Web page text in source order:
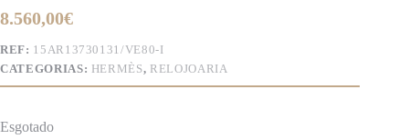
8.560,00€
REF: 15AR13730131/VE80-I
CATEGORIAS: HERMÈS, RELOJOARIA
Esgotado